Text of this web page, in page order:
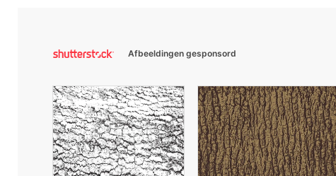
Afbeeldingen gesponsord